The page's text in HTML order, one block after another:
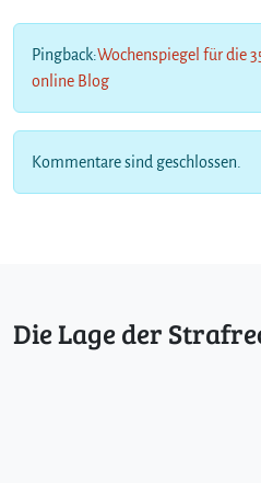
Pingback:Wochenspiegel für die
online Blog
Kommentare sind geschlossen.
Die Lage der